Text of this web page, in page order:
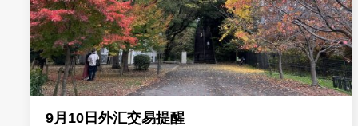
9月10日外汇交易提醒